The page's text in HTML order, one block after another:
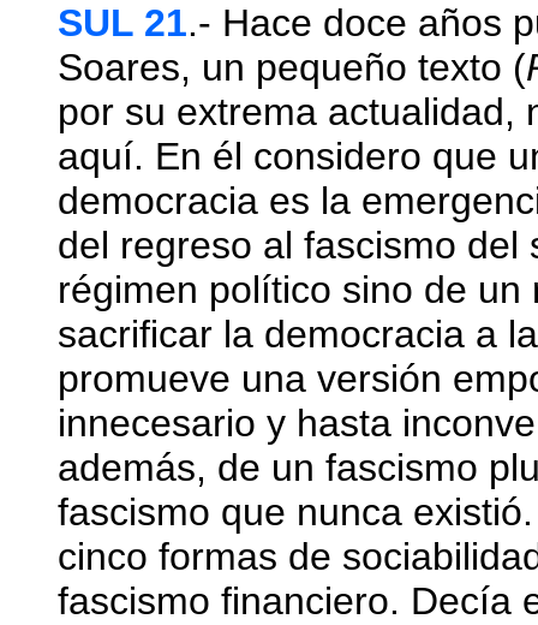
SUL 21.- Hace doce años
Soares, un pequeño texto (
por su extrema actualidad,
aquí. En él considero que
democracia es la
del regreso al fascismo
régimen político sino de
sacrificar la democracia a
promueve una versión
innecesario y hasta
además, de un fascismo
fascismo que nunca
cinco formas de
fascismo financiero. Decía